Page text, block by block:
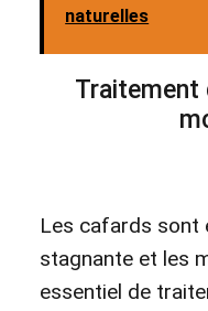
naturelles
Traitement
Les cafards sont
stagnante et les
essentiel de